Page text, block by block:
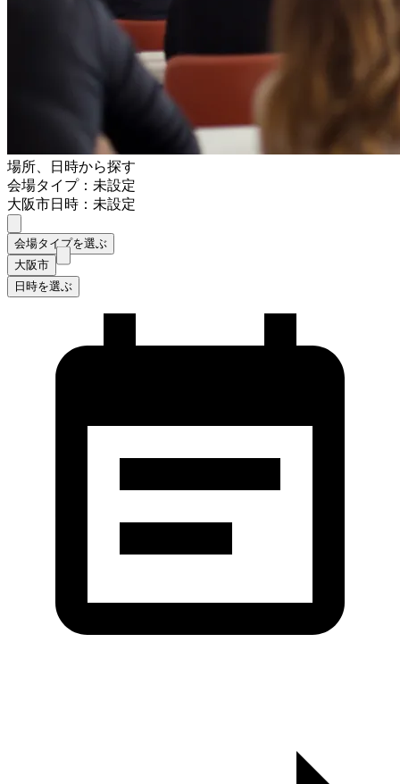
場所、日時から探す
会場タイプ：未設定
大阪市日時：未設定
会場タイプを選ぶ
大阪市
日時を選ぶ